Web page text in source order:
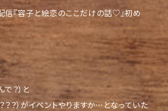
『容子と絵恋のここだけの話♡』初め
？）と
？）がイベントやりますか…となっていた